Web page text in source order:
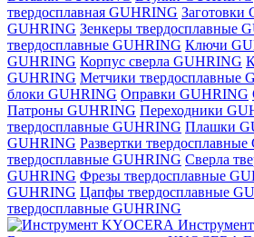
твердосплавная GUHRING Заготовки
GUHRING Зенкеры твердосплавные
твердосплавные GUHRING Ключи
GUHRING Корпус сверла GUHRING
GUHRING Метчики твердосплавные
блоки GUHRING Оправки GUHRING
Патроны GUHRING Переходники
твердосплавные GUHRING Плашки
GUHRING Развертки
твердосплавные GUHRING Сверла
GUHRING Фрезы твердосплавные
GUHRING Цапфы твердосплавные
твердосплавные GUHRING